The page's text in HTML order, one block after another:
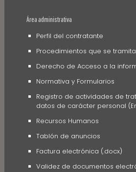
Área administrativa
Perfil del contratante
Procedimientos que se
Derecho de Acceso a la
Normativa y Formularios
Registro de actividades de
datos de carácter personal
Recursos Humanos
Tablón de anuncios
Factura electrónica (.docx)
Validez de documentos